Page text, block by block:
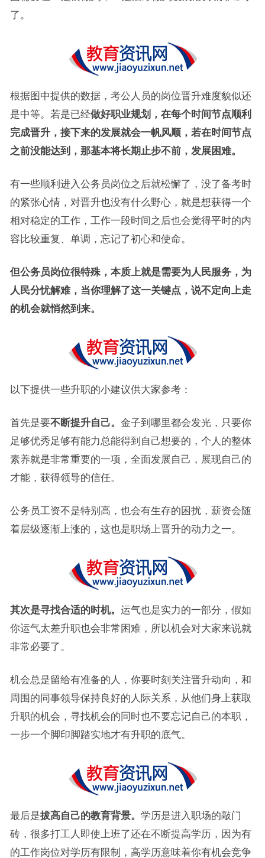
了。
根据图中提供的数据，考公人员的岗位晋升难度貌似还
是中等。若是已经做好职业规划，在每个时间节点顺利
完成晋升，接下来的发展就会一帆风顺，若在时间节点
之前没能达到，那基本将长期止步不前，发展困难。
有一些顺利进入公务员岗位之后就松懈了，没了备考时
的紧张心情，对晋升也没有什么野心，就是想获得一个
相对稳定的工作，工作一段时间之后也会觉得平时的内
容比较重复、单调，忘记了初心和使命。
但公务员岗位很特殊，本质上就是需要为人民服务，为
人民分忧解难，当你理解了这一关键点，说不定向上走
的机会就悄然到来。
以下提供一些升职的小建议供大家参考：
首先是要不断提升自己。 金子到哪里都会发光，只要你
足够优秀足够有能力总能得到自己想要的，个人的整体
素养就是非常重要的一项，全面发展自己，展现自己的
才能，获得领导的信任。
公务员工资不是特别高，也会有生存的困扰，薪资会随
着层级逐渐上涨的，这也是职场上晋升的动力之一。
其次是寻找合适的时机。 运气也是实力的一部分，假如
你运气太差升职也会非常困难，所以机会对大家来说就
非常必要了。
机会总是留给有准备的人，你要时刻关注晋升动向，和
周围的同事领导保持良好的人际关系，从他们身上获取
升职的机会，寻找机会的同时也不要忘记自己的本职，
一步一个脚印脚踏实地才有升职的底气。
最后是拔高自己的教育背景。 学历是进入职场的敲门
砖，很多打工人即使上班了还在不断提高学历，因为有
的工作岗位对学历有限制，高学历意味着你有机会竞争